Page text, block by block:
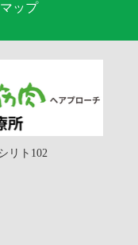
ップ
リト102